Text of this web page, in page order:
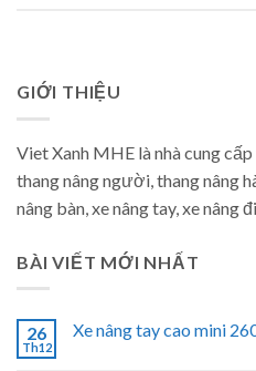
GIỚI THIỆU
Viet Xanh MHE là nhà cung
thang nâng người, thang nâng
nâng bàn, xe nâng tay, xe nâng
BÀI VIẾT MỚI NHẤT
26
Th12
Xe nâng tay cao mini